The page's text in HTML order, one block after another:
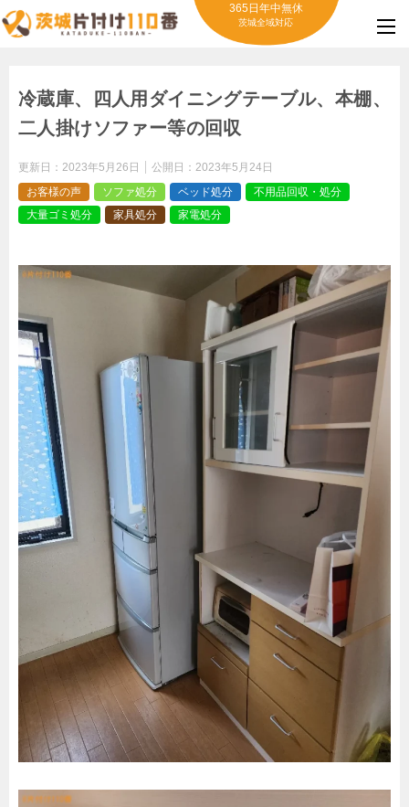
365日年中無休
茨城全域対応
冷蔵庫、四人用ダイニングテーブル、本棚、
二人掛けソファー等の回収
更新日： 2023年5月26日 公開日： 2023年5月24日
お客様の声
ソファ処分 ベッド処分
不用品回収・処分
大量ゴミ処分
家具処分 家電処分